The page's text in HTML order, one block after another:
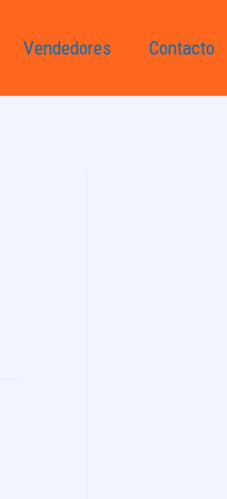
Vendedores Contacto